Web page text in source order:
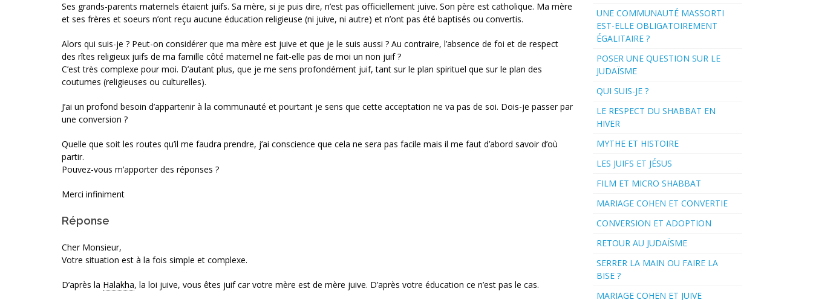
Ses grands-parents maternels étaient juifs. Sa mère, si je puis dire, n’est pas officiellement juive. Son père est catholique. Ma mère
et ses frères et soeurs n’ont reçu aucune éducation religieuse (ni juive, ni autre) et n’ont pas été baptisés ou convertis.
Alors qui suis-je ? Peut-on considérer que ma mère est juive et que je le suis aussi ? Au contraire, l’absence de foi et de respect
des rîtes religieux juifs de ma famille côté maternel ne fait-elle pas de moi un non juif ?
C’est très complexe pour moi. D’autant plus, que je me sens profondément juif, tant sur le plan spirituel que sur le plan des
coutumes (religieuses ou culturelles).
J’ai un profond besoin d’appartenir à la communauté et pourtant je sens que cette acceptation ne va pas de soi. Dois-je passer par
une conversion ?
Quelle que soit les routes qu’il me faudra prendre, j’ai conscience que cela ne sera pas facile mais il me faut d’abord savoir d’où
partir.
Pouvez-vous m’apporter des réponses ?
Merci infiniment
Réponse
Cher Monsieur,
Votre situation est à la fois simple et complexe.
D’après la Halakha, la loi juive, vous êtes juif car votre mère est de mère juive. D’après votre éducation ce n’est pas le cas.
UNE COMMUNAUTÉ MASSORTI
EST-ELLE OBLIGATOIREMENT
ÉGALITAIRE ?
POSER UNE QUESTION SUR LE
JUDAÏSME
QUI SUIS-JE ?
LE RESPECT DU SHABBAT EN
HIVER
MYTHE ET HISTOIRE
LES JUIFS ET JÉSUS
FILM ET MICRO SHABBAT
MARIAGE COHEN ET CONVERTIE
CONVERSION ET ADOPTION
RETOUR AU JUDAÏSME
SERRER LA MAIN OU FAIRE LA
BISE ?
MARIAGE COHEN ET JUIVE